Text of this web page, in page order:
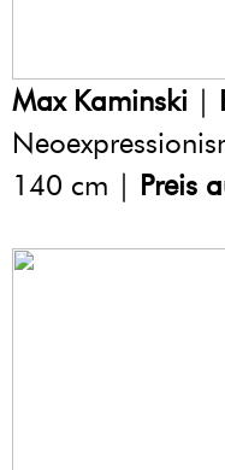
Max Kaminski |
140 cm | Preis